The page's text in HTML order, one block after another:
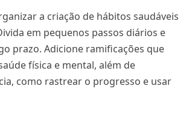
a criação de hábitos saudáveis
em pequenos passos diários e
prazo. Adicione ramificações que
física e mental, além de
como rastrear o progresso e usar